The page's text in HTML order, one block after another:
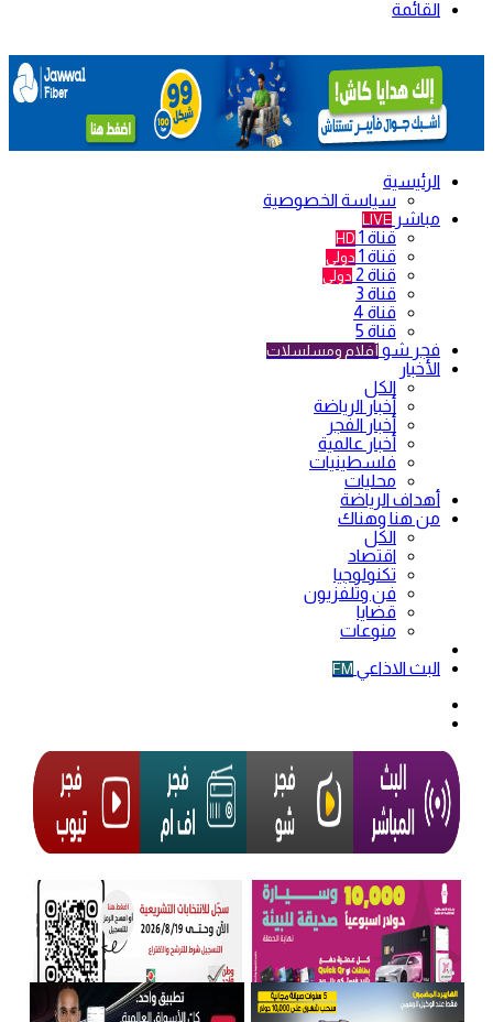
القائمة
الرئيسية
سياسة الخصوصية
مباشر LIVE
قناة 1 HD
قناة 1 دولي
قناة 2 دولي
قناة 3
قناة 4
قناة 5
فجر شو أفلام ومسلسلات
الأخبار
الكل
أخبار الرياضة
أخبار الفجر
أخبار عالمية
فلسطينيات
محليات
أهداف الرياضة
من هنا وهناك
الكل
اقتصاد
تكنولوجيا
فن وتلفزيون
قضايا
منوعات
البث الاذاعي FM